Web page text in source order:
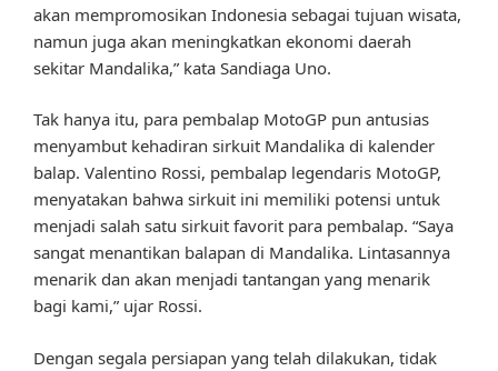
akan mempromosikan Indonesia sebagai tujuan wisata,
namun juga akan meningkatkan ekonomi daerah
sekitar Mandalika,” kata Sandiaga Uno.
Tak hanya itu, para pembalap MotoGP pun antusias
menyambut kehadiran sirkuit Mandalika di kalender
balap. Valentino Rossi, pembalap legendaris MotoGP,
menyatakan bahwa sirkuit ini memiliki potensi untuk
menjadi salah satu sirkuit favorit para pembalap. “Saya
sangat menantikan balapan di Mandalika. Lintasannya
menarik dan akan menjadi tantangan yang menarik
bagi kami,” ujar Rossi.
Dengan segala persiapan yang telah dilakukan, tidak